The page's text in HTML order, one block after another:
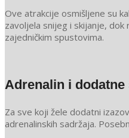
Ove atrakcije osmišljene su
zavoljela snijeg i skijanje,
zajedničkim spustovima.
Adrenalin i
Za sve koji žele dodatni
adrenalinskih sadržaja.